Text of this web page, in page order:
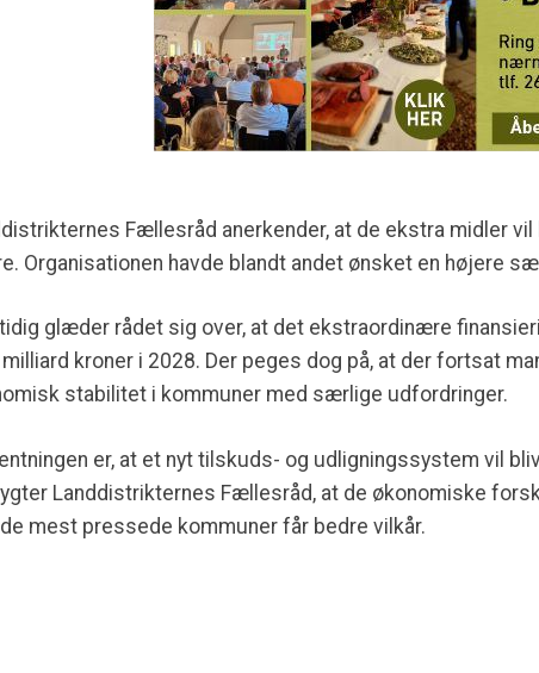
Fællesråd anerkender, at de ekstra midler
Organisationen havde blandt andet ønsket en højere
glæder rådet sig over, at det ekstraordinære
kroner i 2028. Der peges dog på, at der fortsat
stabilitet i kommuner med særlige udfordringer.
er, at et nyt tilskuds- og udligningssystem vil
Landdistrikternes Fællesråd, at de økonomiske
mest pressede kommuner får bedre vilkår.